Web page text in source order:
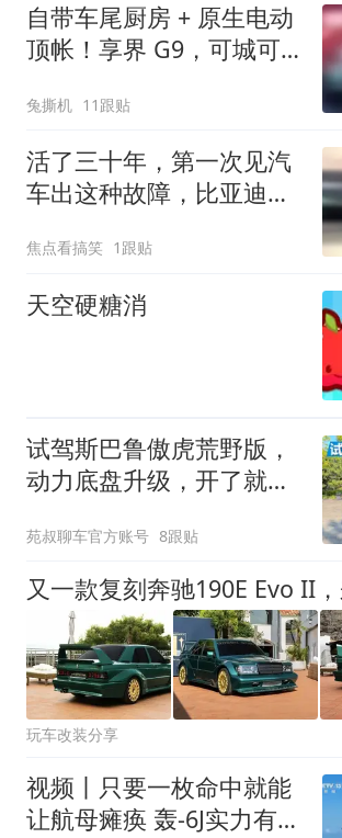
自带车尾厨房 + 原生电动
顶帐！享界 G9，可城可
兔撕机 11跟贴
活了三十年，第一次见汽
车出这种故障，比亚迪果
焦点看搞笑 1跟贴
天空硬糖消
试驾斯巴鲁傲虎荒野版，
动力底盘升级，开了就会
苑叔聊车官方账号 8跟贴
玩车改装分享
视频丨只要一枚命中就能
让航母瘫痪 轰-6J实力有多